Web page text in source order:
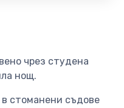
чрез студена
нощ.
стоманени съдове